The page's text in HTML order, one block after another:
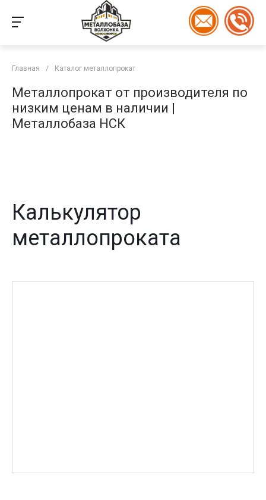
Главная / Каталог металлопрокат
Металлопрокат от производителя по
низким ценам в наличии |
Металлобаза НСК
Калькулятор
металлопроката